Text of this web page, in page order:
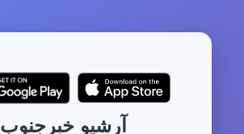
آرشیو خبرجنوب